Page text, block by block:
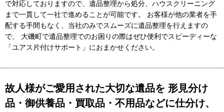
で対応しておりますので、遺品整理から処分、ハウスクリーニング
まで一貫して一社で進めることが可能です。 お客様が他の業者を手
配する手間もなく、当社のみでスムーズに遺品整理を行えますの
で、 大磯町で遺品整理でのお困りの際はぜひ便利でスピーディーな
「ユアス片付けサポート」におまかせください。
故人様がご愛用された大切な遺品を 形見分け
品・御供養品・買取品・不用品などに仕分け、